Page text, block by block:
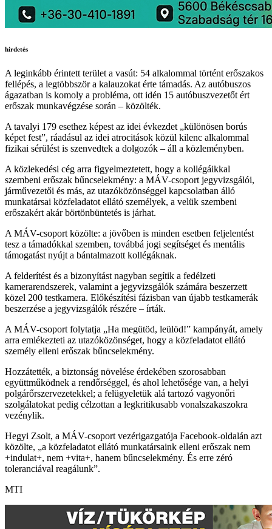
hirdetés
A leginkább érintett terület a vasút: 54 alkalommal történt erőszakos
fellépés, a legtöbbször a kalauzokat érte támadás. Az autóbuszos
ágazatban is komoly a probléma, ott idén 15 autóbuszvezetőt ért
erőszak munkavégzése során – közölték.
A tavalyi 179 esethez képest az idei évkezdet „különösen borús
képet fest”, ráadásul az idei atrocitások közül kilenc alkalommal
fizikai sérülést is szenvedtek a dolgozók – áll a közleményben.
A közlekedési cég arra figyelmeztetett, hogy a kollégáikkal
szembeni erőszak bűncselekmény: a MÁV-csoport jegyvizsgálói,
járművezetői és más, az utazóközönséggel kapcsolatban álló
munkatársai közfeladatot ellátó személyek, a velük szembeni
erőszakért akár börtönbüntetés is járhat.
A MÁV-csoport közölte: a jövőben is minden esetben feljelentést
tesz a támadókkal szemben, továbbá jogi segítséget és mentális
támogatást nyújt a bántalmazott kollégáknak.
A felderítést és a bizonyítást nagyban segítik a fedélzeti
kamerarendszerek, valamint a jegyvizsgálók számára beszerzett
közel 200 testkamera. Előkészítési fázisban van újabb testkamerák
beszerzése a jegyvizsgálók részére – írták.
A MÁV-csoport folytatja „Ha megütöd, leülöd!” kampányát, amely
arra emlékezteti az utazóközönséget, hogy a közfeladatot ellátó
személy elleni erőszak bűncselekmény.
Hozzátették, a biztonság növelése érdekében szorosabban
együttműködnek a rendőrséggel, és ahol lehetősége van, a helyi
polgárőrszervezetekkel; a felügyeletük alá tartozó vagyonőri
szolgálatokat pedig célzottan a legkritikusabb vonalszakaszokra
vezénylik.
Hegyi Zsolt, a MÁV-csoport vezérigazgatója Facebook-oldalán azt
közölte, „a közfeladatot ellátó munkatársaink elleni erőszak nem
+indulat+, nem +vita+, hanem bűncselekmény. És erre zéró
toleranciával reagálunk”.
MTI